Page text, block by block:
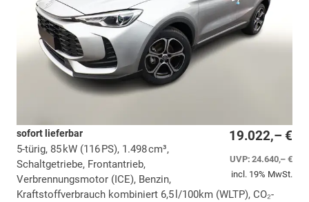
19.022,– €
UVP:24.640,– €
incl. 19% MwSt.
sofort lieferbar
5-türig, 85 kW (116 PS), 1.498 cm³,
Schaltgetriebe, Frontantrieb,
Verbrennungsmotor (ICE), Benzin,
Kraftstoffverbrauch kombiniert 6,5 l/100km (WLTP), CO₂-